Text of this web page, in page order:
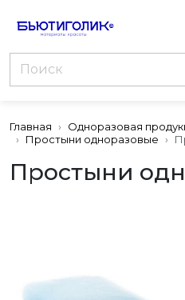
Главная
Одноразовая
Простыни одноразовые
Простыни